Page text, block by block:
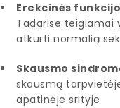
Erekcinės
Tadarise teigiamai
atkurti normalią
Skausmo
skausmą
apatinėje srityje